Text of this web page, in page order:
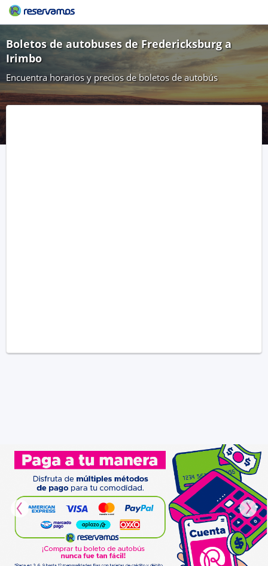
Boletos de autobuses de Fredericksburg a
Irimbo
Encuentra horarios y precios de boletos de autobús